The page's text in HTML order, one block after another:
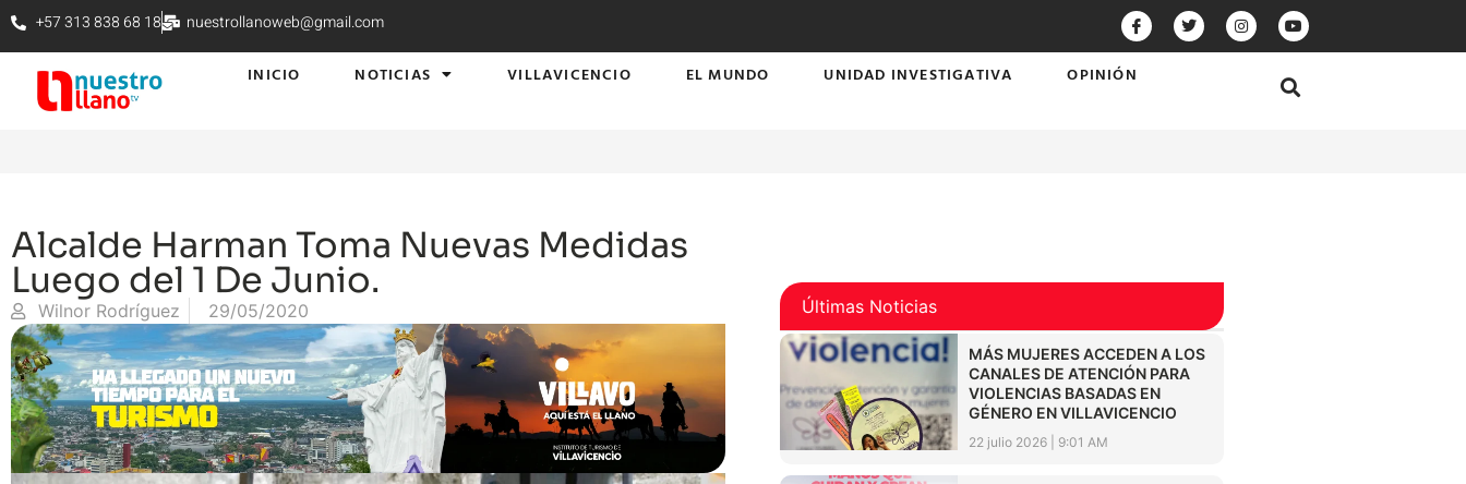
+57 313 838 68 18 nuestrollanoweb@gmail.com
INICIO NOTICIAS VILLAVICENCIO EL MUNDO UNIDAD INVESTIGATIVA OPINIÓN
Alcalde Harman Toma Nuevas Medidas
Luego del 1 De Junio.
Wilnor Rodríguez 29/05/2020 Últimas Noticias
MÁS MUJERES ACCEDEN A LOS
CANALES DE ATENCIÓN PARA
VIOLENCIAS BASADAS EN
GÉNERO EN VILLAVICENCIO
22 julio 2026 9:01 AM